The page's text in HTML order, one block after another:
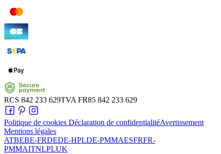
RCS 842 233 629TVA FR85 842 233 629
Politique de cookies Déclaration de confidentialitéAvertissement
Mentions légales
ATBEBE-FRDEDE-HPLDE-PMMAESFRFR-
PMMAITNLPLUK